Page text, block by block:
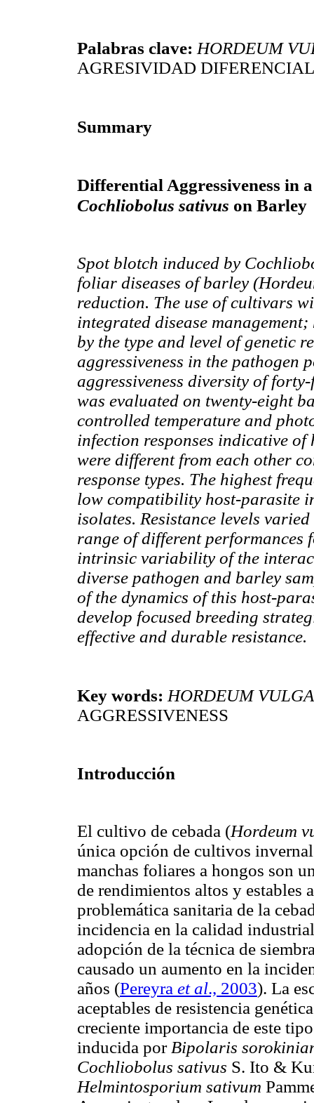
Palabras clave: HORDEUM
AGRESIVIDAD DIFERENCIAL
Summary
Differential Aggressiveness in
Cochliobolus sativus on Barley
Spot blotch induced by
foliar diseases of barley
reduction. The use of cultivars
integrated disease
by the type and level of genetic
aggressiveness in the pathogen
aggressiveness diversity of
was evaluated on twenty-eight
controlled temperature and
infection responses indicative
were different from each other
response types. The highest
low compatibility host-parasite
isolates. Resistance levels
range of different performances
intrinsic variability of the
diverse pathogen and barley
of the dynamics of this host-
develop focused breeding
effective and durable resistance.
Key words: HORDEUM
AGGRESSIVENESS
Introducción
El cultivo de cebada (Hordeum
única opción de cultivos
manchas foliares a hongos son
de rendimientos altos y estables
problemática sanitaria de la
incidencia en la calidad
adopción de la técnica de
causado un aumento en la
años (Pereyra et al., 2003). La
aceptables de resistencia
creciente importancia de este
inducida porBipolaris
Cochliobolus sativus S. Ito &
Helmintosporium sativum